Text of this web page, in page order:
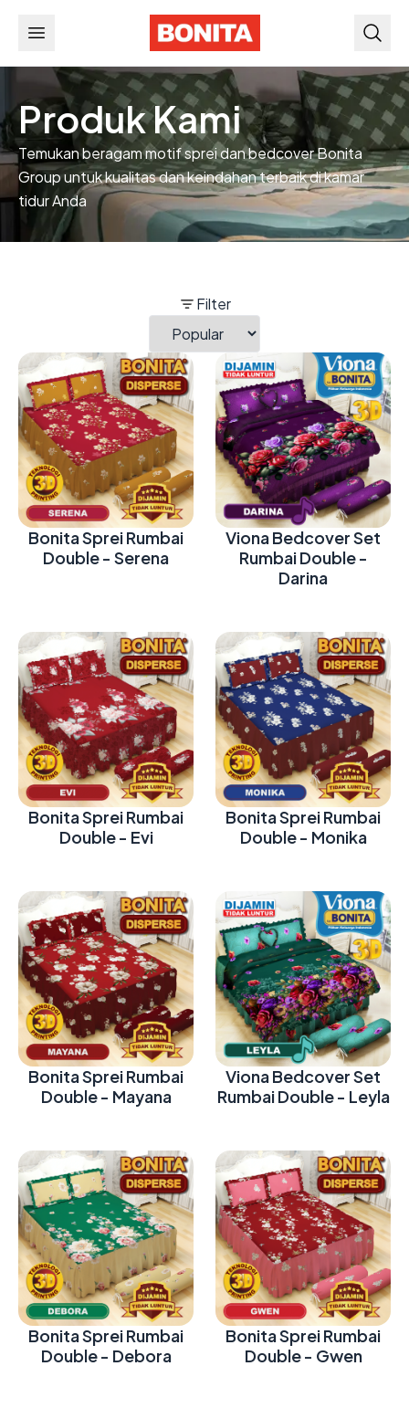
Produk Kami
Temukan beragam motif sprei dan bedcover Bonita
Group untuk kualitas dan keindahan terbaik di kamar
tidur Anda
Filter
Bonita Sprei Rumbai
Double - Serena
Viona Bedcover Set
Rumbai Double -
Darina
Bonita Sprei Rumbai
Double - Evi
Bonita Sprei Rumbai
Double - Monika
Bonita Sprei Rumbai
Double - Mayana
Viona Bedcover Set
Rumbai Double - Leyla
Bonita Sprei Rumbai
Double - Debora
Bonita Sprei Rumbai
Double - Gwen